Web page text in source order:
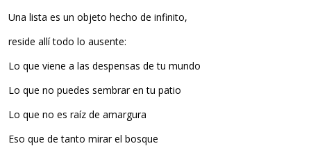
Una lista es un objeto hecho de infinito,
reside allí todo lo ausente:
Lo que viene a las despensas de tu mundo
Lo que no puedes sembrar en tu patio
Lo que no es raíz de amargura
Eso que de tanto mirar el bosque